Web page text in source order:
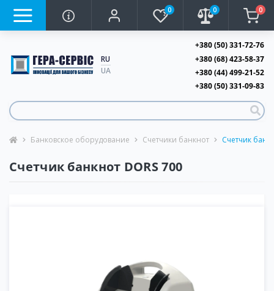
0 0 0
RU
UA
+380 (50) 331-72-76
+380 (68) 423-58-37
+380 (44) 499-21-52
+380 (50) 331-09-83
Банковское оборудование Счетчики банкнот Счетчик
Счетчик банкнот DORS 700